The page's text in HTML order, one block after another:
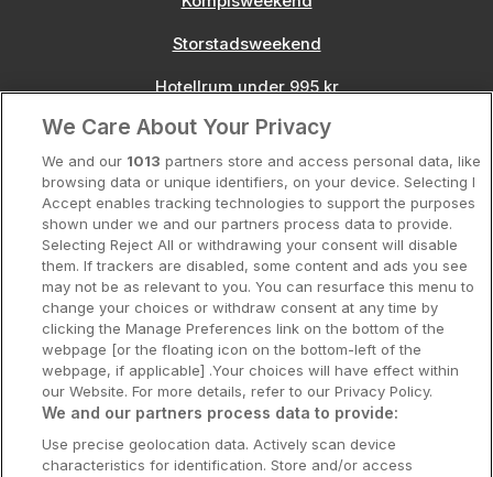
Storstadsweekend
Hotellrum under 995 kr
Spahotell
Sydsverige
Om Hotellpremien
Nya hotell
Stadsweekend
Booking Enquiries:info@hotellpremien.se
Hotellsupport:scandinavian@digibreaks.com
We Care About Your Privacy
We and our 1013 partners store and access personal data, like
browsing data or unique identifiers, on your device. Selecting I
Accept enables tracking technologies to support the purposes
shown under we and our partners process data to provide.
Selecting Reject All or withdrawing your consent will disable
them. If trackers are disabled, some content and ads you see
may not be as relevant to you. You can resurface this menu to
change your choices or withdraw consent at any time by
clicking the Manage Preferences link on the bottom of the
webpage [or the floating icon on the bottom-left of the
webpage, if applicable] .Your choices will have effect within
our Website. For more details, refer to our Privacy Policy.
We and our partners process data to provide:
Use precise geolocation data. Actively scan device
characteristics for identification. Store and/or access